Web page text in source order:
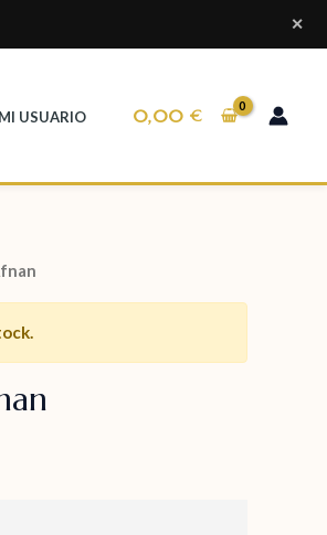
✕
MI USUARIO 0,00€